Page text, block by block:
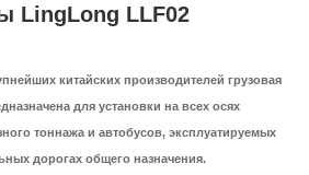
LingLong LLF02
китайских производителей грузовая
для установки на всех осях
тоннажа и автобусов, эксплуатируемых
дорогах общего назначения.